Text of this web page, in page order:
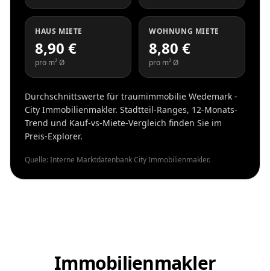
HAUS MIETE
8,90 €
pro m² Ø
WOHNUNG MIETE
8,80 €
pro m² Ø
Durchschnittswerte für traumimmobilie Wedemark -
City Immobilienmakler. Stadtteil-Ranges, 12-Monats-
Trend und Kauf-vs-Miete-Vergleich finden Sie im
Preis-Explorer.
Quelle: Interne Marktdatenbank City Immobilienmakler.
Immobilienmakler